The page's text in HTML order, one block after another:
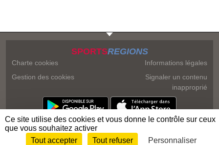
SPORTSREGIONS
Charte cookies
Gestion des cookies
Informations légales
Signaler un contenu
inapproprié
Envie de participer ? Connexion
Ce site utilise des cookies et vous donne le contrôle sur ceux
que vous souhaitez activer
Tout accepter
Tout refuser Personnaliser